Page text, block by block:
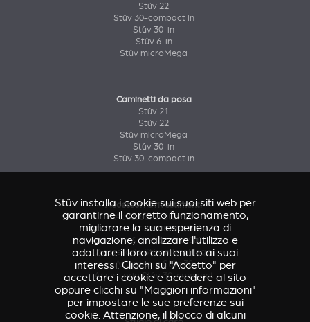
Stûv 22
Stûv 30-compact in
Stûv 30-in
Stûv 6-in
Stûv microMega
Caminetti da posa
Stûv 21
Stûv 22
Stûv microMega
Stûv 30-in
Stûv 30-compact in
Accessori & rivestimenti
Accessorio Stûv 16
Accessori & rivestimenti Stûv 21
Accessori & rivestimenti Stûv 22
Accessorio Stûv microMega
Accessorio Stûv 30
Accessorio Stûv 30-compact
Stûv installa i cookie sui suoi siti web per
garantirne il corretto funzionamento,
migliorare la sua esperienza di
navigazione, analizzare l'utilizzo e
adattare il loro contenuto ai suoi
interessi. Clicchi su "Accetto" per
accettare i cookie e accedere al sito
oppure clicchi su "Maggiori informazioni"
per impostare le sue preferenze sui
cookie. Attenzione, il blocco di alcuni